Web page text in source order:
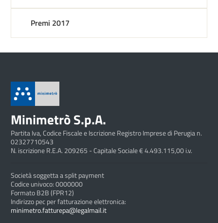
Premi 2017
Minimetrò S.p.A.
Partita Iva, Codice Fiscale e Iscrizione Registro Imprese di Perugia n.
02327710543
N. iscrizione R.E.A. 209265 - Capitale Sociale € 4.493.115,00 i.v.
Società soggetta a split payment
Codice univoco: 0000000
Formato B2B (FPR12)
Indirizzo pec per fatturazione elettronica:
minimetro.fatturepa@legalmail.it